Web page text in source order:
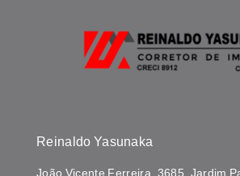
Reinaldo Yasunaka
João Vicente Ferreira, 3685, Jardim